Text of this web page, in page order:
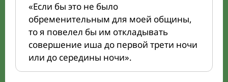
«Если бы это не было
обременительным для моей общины,
то я повелел бы им откладывать
совершение иша до первой трети ночи
или до середины ночи».